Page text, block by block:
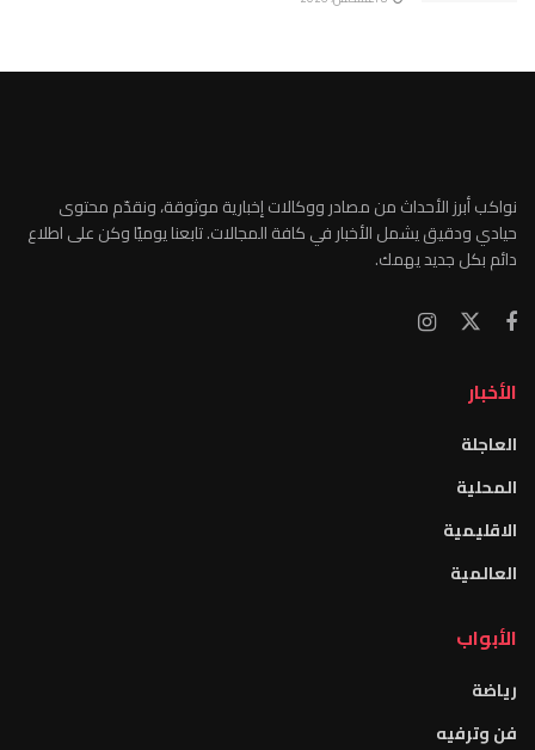
نواكب أبرز الأحداث من مصادر ووكالات إخبارية موثوقة، ونقدّم محتوى
حيادي ودقيق يشمل الأخبار في كافة المجالات. تابعنا يوميًا وكن على اطلاع
دائم بكل جديد يهمك.
الأخبار
العاجلة
المحلية
الاقليمية
العالمية
الأبواب
رياضة
فن وترفيه